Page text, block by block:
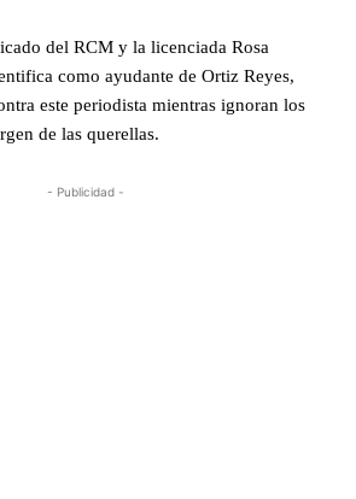
del RCM y la licenciada Rosa
como ayudante de Ortiz Reyes,
este periodista mientras ignoran los
de las querellas.
- Publicidad -